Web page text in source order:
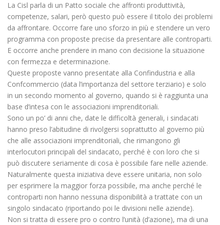
La Cisl parla di un Patto sociale che affronti produttività,
competenze, salari, però questo può essere il titolo dei problemi
da affrontare. Occorre fare uno sforzo in più e stendere un vero
programma con proposte precise da presentare alle controparti.
E occorre anche prendere in mano con decisione la situazione
con fermezza e determinazione.
Queste proposte vanno presentate alla Confindustria e alla
Confcommercio (data l’importanza del settore terziario) e solo
in un secondo momento al governo, quando si è raggiunta una
base d’intesa con le associazioni imprenditoriali.
Sono un po’ di anni che, date le difficoltà generali, i sindacati
hanno preso l’abitudine di rivolgersi soprattutto al governo più
che alle associazioni imprenditoriali, che rimangono gli
interlocutori principali del sindacato, perché è con loro che si
può discutere seriamente di cosa è possibile fare nelle aziende.
Naturalmente questa iniziativa deve essere unitaria, non solo
per esprimere la maggior forza possibile, ma anche perché le
controparti non hanno nessuna disponibilità a trattate con un
singolo sindacato (riportando poi le divisioni nelle aziende).
Non si tratta di essere pro o contro l’unità (d’azione), ma di una